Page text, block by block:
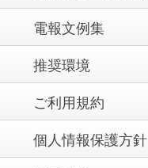
電報文例集
推奨環境
ご利用規約
個人情報保護方針